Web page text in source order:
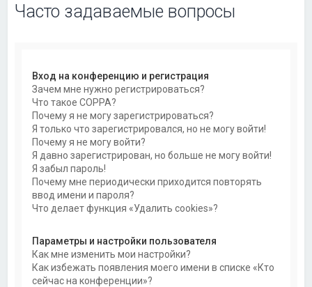
Часто задаваемые вопросы
Вход на конференцию и регистрация
Зачем мне нужно регистрироваться?
Что такое COPPA?
Почему я не могу зарегистрироваться?
Я только что зарегистрировался, но не могу войти!
Почему я не могу войти?
Я давно зарегистрирован, но больше не могу войти!
Я забыл пароль!
Почему мне периодически приходится повторять
ввод имени и пароля?
Что делает функция «Удалить cookies»?
Параметры и настройки пользователя
Как мне изменить мои настройки?
Как избежать появления моего имени в списке «Кто
сейчас на конференции»?